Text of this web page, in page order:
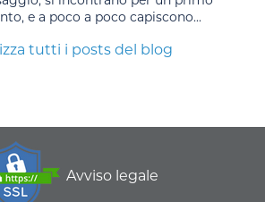
e a poco a poco capiscono...
tutti i posts del blog
Avviso legale